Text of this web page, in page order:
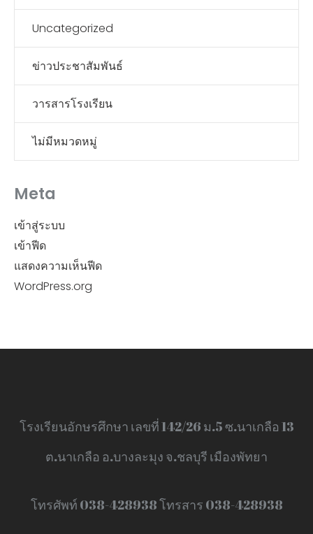
Uncategorized
ข่าวประชาสัมพันธ์
วารสารโรงเรียน
ไม่มีหมวดหมู่
Meta
เข้าสู่ระบบ
เข้าฟีด
แสดงความเห็นฟีด
WordPress.org
โรงเรียนอักษรศึกษา เลขที่ 142/26 ม.5 ซ.นาเกลือ 13
ต.นาเกลือ อ.บางละมุง จ.ชลบุรี เมืองพัทยา
โทรศัพท์ 038-428938 โทรสาร 038-428938